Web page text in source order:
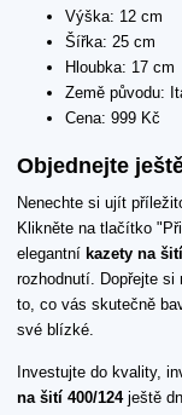
Výška: 12 cm
Šířka: 25 cm
Hloubka: 17 cm
Země původu:
Cena: 999 Kč
Objednejte
Nenechte si ujít
Klikněte na tlačítko
elegantní kazety na šití
rozhodnutí. Dopřejte si
to, co vás skutečně
své blízké.
Investujte do kvality,
na šití 400/124ještě